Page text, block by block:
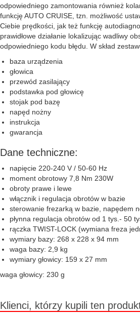
odpowiedniego zamontowania również
funkcję AUTO CRUISE, tzn. możliwość
Ciebie prędkości, jak też funkcję
prawidłowe działanie lokalizując wadliwy
odpowiedniego kodu błędu. W skład
baza urządzenia
głowica
przewód zasilający
podstawka pod głowicę
stojak pod bazę
napęd nożny
instrukcja
gwarancja
Dane techniczne:
napięcie 220-240 V / 50-60 Hz
moment obrotowy 7,8 Nm 230W
obroty prawe i lewe
włącznik i regulacja obrotów w bazie
sterowanie frezarką w bazie, napędem
płynna regulacja obrotów od 1 tys.- 50
rączka TWIST-LOCK (wymiana freza
wymiary bazy: 268 x 228 x 94 mm
waga bazy: 2,9 kg
wymiary głowicy: 159 x 27 mm
waga głowicy: 230 g
Klienci, którzy kupili ten